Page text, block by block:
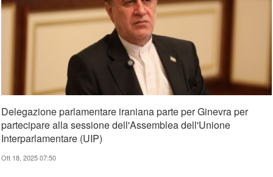
Delegazione parlamentare iraniana parte per Ginevra per
partecipare alla sessione dell'Assemblea dell'Unione
Interparlamentare (UIP)
Ott 18, 2025 07:50